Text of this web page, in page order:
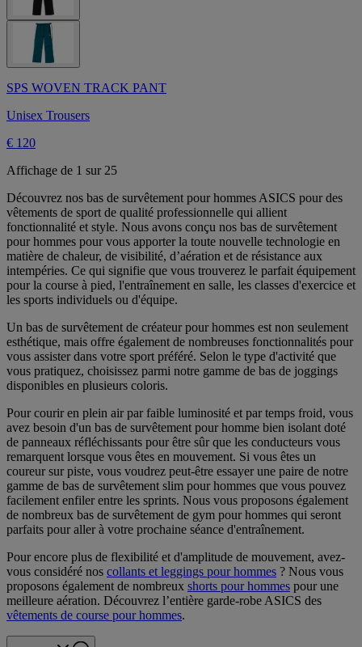
SPS WOVEN TRACK PANT
Unisex Trousers
€ 120
Affichage de 1 sur 25
Découvrez nos bas de survêtement pour hommes ASICS pour des
vêtements de sport de qualité professionnelle qui allient
fonctionnalité et style. Nous avons conçu nos bas de survêtement
pour hommes pour vous apporter la toute nouvelle technologie en
matière de chaleur, de visibilité, d’aération et de résistance aux
intempéries. Ce qui signifie que vous trouverez le parfait équipement
pour la course à pied, l'entraînement en salle, les classes d'exercice et
les sports individuels ou d'équipe.
Un bas de survêtement de créateur pour hommes est non seulement
esthétique, mais offre également de nombreuses fonctionnalités pour
vous assister dans votre sport préféré. Selon le type d'activité que
vous pratiquez, choisissez parmi notre gamme de bas de joggings
disponibles en plusieurs coloris.
Pour courir en plein air par faible luminosité et par temps froid, vous
avez besoin d'un bas de survêtement pour homme bien isolant doté
de panneaux réfléchissants pour être sûr que les conducteurs vous
remarquent lorsque vous êtes en mouvement. Si vous êtes un
coureur sur piste, vous voudrez peut-être essayer une paire de notre
gamme de bas de survêtement slim pour hommes que vous pouvez
facilement enfiler entre les sprints. Nous vous proposons également
de nombreux bas de survêtement de gym pour hommes qui seront
parfaits pour aller à votre prochaine séance d'entraînement.
Pour encore plus de flexibilité et d'amplitude de mouvement, avez-
vous considéré nos collants et leggings pour hommes ? Nous vous
proposons également de nombreux shorts pour hommes pour une
meilleure aération. Découvrez l’entière garde-robe ASICS des
vêtements de course pour hommes.